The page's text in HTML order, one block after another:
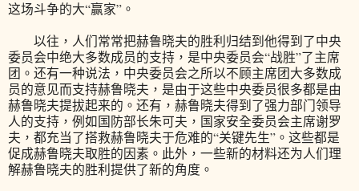
这场斗争的大“赢家”。
以往，人们常常把赫鲁晓夫的胜利归结到他得到了中央
委员会中绝大多数成员的支持，是中央委员会“战胜”了主席
团。还有一种说法，中央委员会之所以不顾主席团大多数成
员的意见而支持赫鲁晓夫，是由于这些中央委员很多都是由
赫鲁晓夫提拔起来的。还有，赫鲁晓夫得到了强力部门领导
人的支持，例如国防部长朱可夫，国家安全委员会主席谢罗
夫，都充当了搭救赫鲁晓夫于危难的“关键先生”。这些都是
促成赫鲁晓夫取胜的因素。此外，一些新的材料还为人们理
解赫鲁晓夫的胜利提供了新的角度。